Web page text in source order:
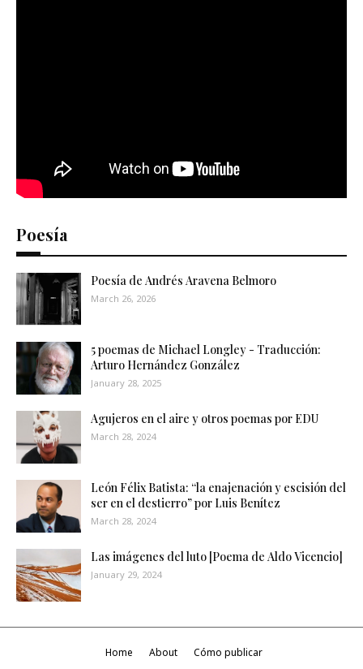
Poesía
Poesía de Andrés Aravena Belmoro
March 26, 2026
5 poemas de Michael Longley - Traducción:
Arturo Hernández González
January 28, 2025
Agujeros en el aire y otros poemas por EDU
March 28, 2024
León Félix Batista: “la enajenación y escisión del
ser en el destierro” por Luis Benítez
March 28, 2024
Las imágenes del luto [Poema de Aldo Vicencio]
January 29, 2024
Home About Cómo publicar